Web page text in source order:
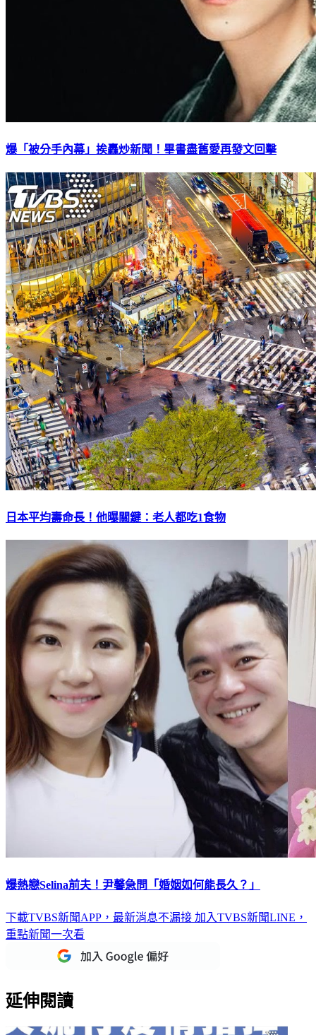
爆「被分手內幕」挨轟炒新聞！畢書盡舊愛再發文回擊
日本平均壽命長！他曝關鍵：老人都吃1食物
爆熱戀Selina前夫！尹馨急問「婚姻如何能長久？」
下載TVBS新聞APP，最新消息不漏接 加入TVBS新聞LINE，
重點新聞一次看
延伸閱讀